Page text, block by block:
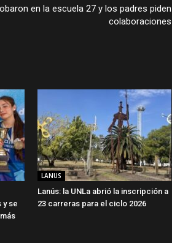
en la escuela 27 y los padres piden
colaboraciones
y se
LANUS
Lanús: la UNLa abrió la inscripción a
23 carreras para el ciclo 2026